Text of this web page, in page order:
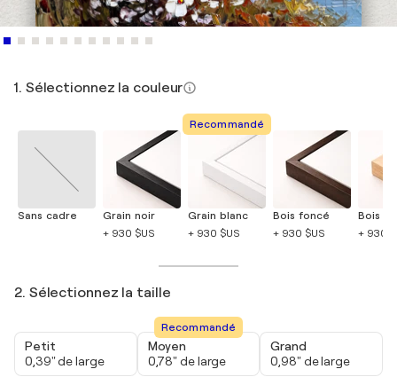
1. Sélectionnez la couleur
Sans cadre
Grain noir
+ 930 $US
Recommandé
Grain blanc
+ 930 $US
Bois foncé
+ 930 $US
Bois
+ 930
2. Sélectionnez la taille
Petit
0,39" de large
Recommandé
Moyen
0,78" de large
Grand
0,98" de large